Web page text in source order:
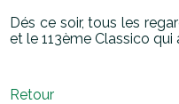
Dés ce soir, tous les
et le 113ème Classico qui
Retour